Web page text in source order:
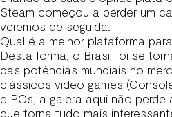
Steam começou a perder um
veremos de seguida.
Qual é a melhor plataforma
Desta forma, o Brasil foi se
das potências mundiais no
clássicos video games
e PCs, a galera aqui não
que torna tudo mais